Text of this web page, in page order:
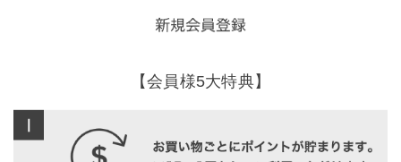
【会員様5大特典】